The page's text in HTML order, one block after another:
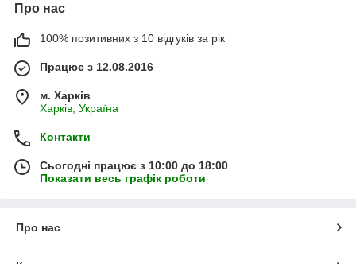
Про нас
100% позитивних з 10 відгуків за рік
Працює з 12.08.2016
м. Харків
Харків, Україна
Контакти
Сьогодні працює з 10:00 до 18:00
Показати весь графік роботи
Про нас